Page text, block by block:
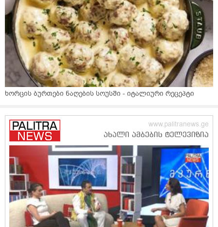
ხორცის ბურთები ნაღების სოუსში - იტალიური რეცეპტი